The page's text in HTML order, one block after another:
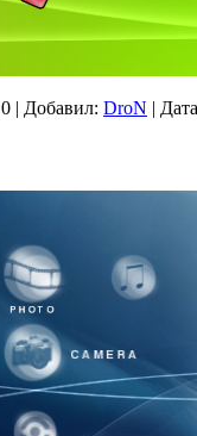
0 | Добавил: DroN |